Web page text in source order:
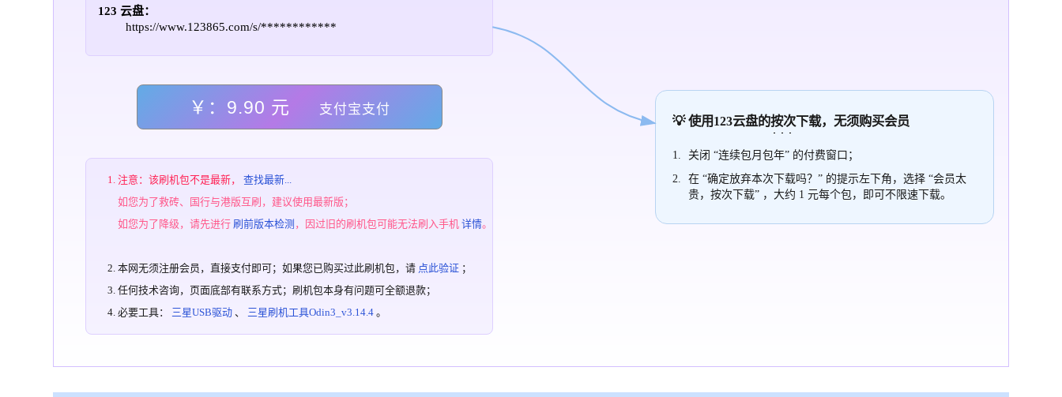
123 云盘：
https://www.123865.com/s/************
￥：9.90 元 支付宝支付
注意：该刷机包不是最新，查找最新...
如您为了救砖、国行与港版互刷，建议使用最新版；
如您为了降级，请先进行 刷前版本检测 ，因过旧的刷机包可能无法刷入手机详情。
本网无须注册会员，直接支付即可；如果您已购买过此刷机包，请 点此验证 ；
任何技术咨询，页面底部有联系方式；刷机包本身有问题可全额退款；
必要工具： 三星USB驱动 、 三星刷机工具Odin3_v3.14.4 。
💡 使用123云盘的按次下载，无须购买会员
关闭 “连续包月包年” 的付费窗口；
在 “确定放弃本次下载吗？” 的提示左下角，选择 “会员太
贵，按次下载” ，大约 1 元每个包，即可不限速下载。